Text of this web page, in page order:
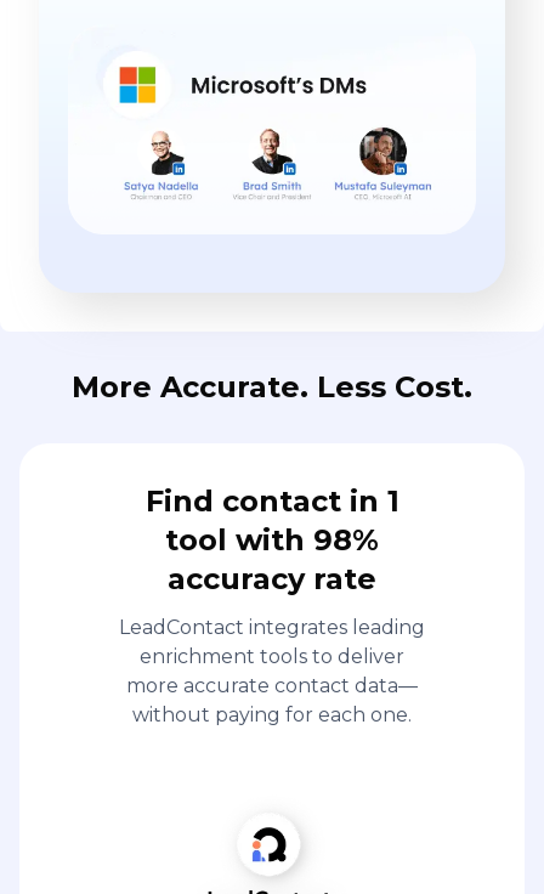
More Accurate. Less Cost.
Find contact in 1
tool with 98%
accuracy rate
LeadContact integrates leading
enrichment tools to deliver
more accurate contact data—
without paying for each one.